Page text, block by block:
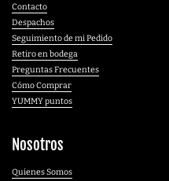
Contacto
Despachos
Seguimiento de mi Pedido
Retiro en bodega
Preguntas Frecuentes
Cómo Comprar
YUMMY puntos
Nosotros
Quienes Somos